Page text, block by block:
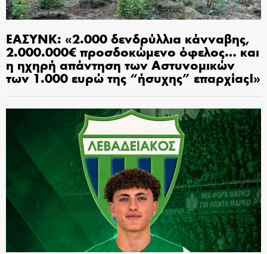
ΕΑΣΥΝΚ: «2.000 δενδρύλλια κάνναβης,
2.000.000€ προσδοκώμενο όφελος… και
η ηχηρή απάντηση των Αστυνομικών
των 1.000 ευρώ της “ήσυχης” επαρχίας!»